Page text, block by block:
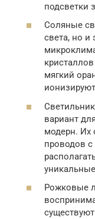
подсветки
Соляные
света, но и
мягкий
вариант
модерн. Их
проводов
Рожковые